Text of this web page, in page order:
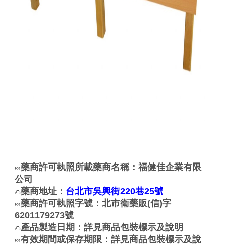
🍬藥商許可執照所載藥商名稱：福健佳企業有限
公司
🍮藥商地址： 台北市吳興街220巷25號
🍬藥商許可執照字號：北市衛藥販(信)字
6201179273號
🍮產品製造日期：詳見商品包裝標示及說明
🍬有效期間或保存期限：詳見商品包裝標示及說